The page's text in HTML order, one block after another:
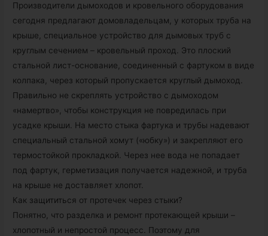
Производители дымоходов и кровельного оборудования
сегодня предлагают домовладельцам, у которых труба на
крыше, специальное устройство для дымовых труб с
круглым сечением – кровельный проход. Это плоский
стальной лист-основание, соединенный с фартуком в виде
колпака, через который пропускается круглый дымоход.
Правильно не скреплять устройство с дымоходом
«намертво», чтобы конструкция не повредилась при
усадке крыши. На место стыка фартука и трубы надевают
специальный стальной хомут («юбку») и закрепляют его
термостойкой прокладкой. Через нее вода не попадает
под фартук, герметизация получается надежной, и труба
на крыше не доставляет хлопот.
Как защититься от протечек через стыки?
Понятно, что разделка и ремонт протекающей крыши –
хлопотный и непростой процесс. Поэтому для